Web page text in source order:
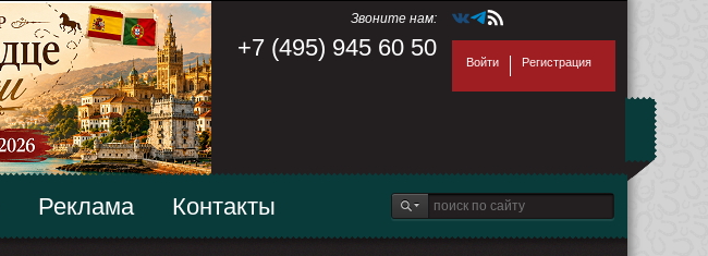
Звоните нам:
+7 (495) 945 60 50
Войти Регистрация
Реклама Контакты